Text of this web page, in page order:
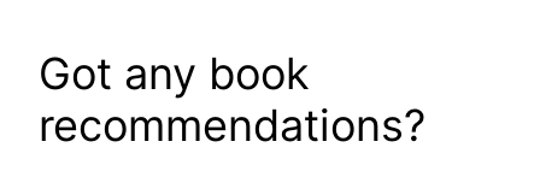
Got any book
recommendations?